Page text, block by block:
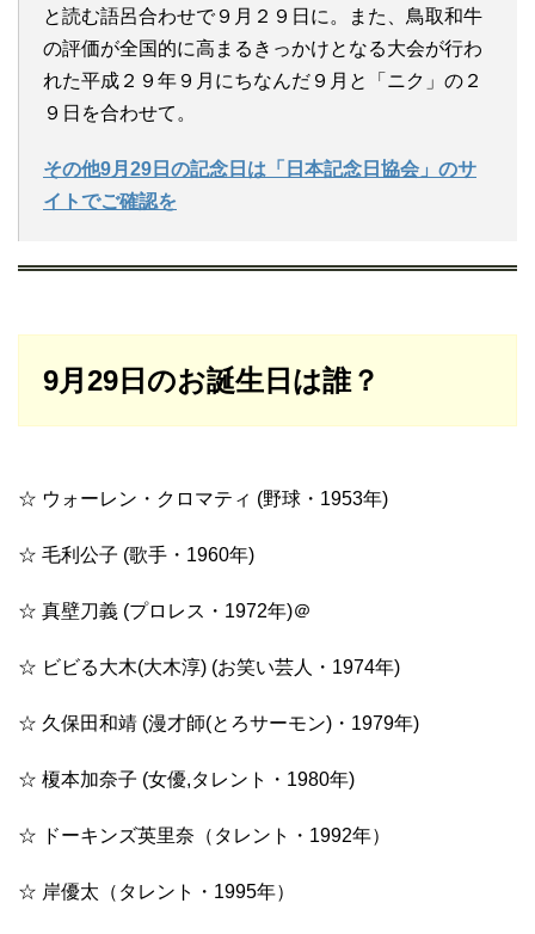
と読む語呂合わせで９月２９日に。また、鳥取和牛
の評価が全国的に高まるきっかけとなる大会が行わ
れた平成２９年９月にちなんだ９月と「ニク」の２
９日を合わせて。
その他9月29日の記念日は「日本記念日協会」のサ
イトでご確認を
9月29日のお誕生日は誰？
☆ ウォーレン・クロマティ (野球・1953年)
☆ 毛利公子 (歌手・1960年)
☆ 真壁刀義 (プロレス・1972年)＠
☆ ビビる大木(大木淳) (お笑い芸人・1974年)
☆ 久保田和靖 (漫才師(とろサーモン)・1979年)
☆ 榎本加奈子 (女優,タレント・1980年)
☆ ドーキンズ英里奈（タレント・1992年）
☆ 岸優太（タレント・1995年）